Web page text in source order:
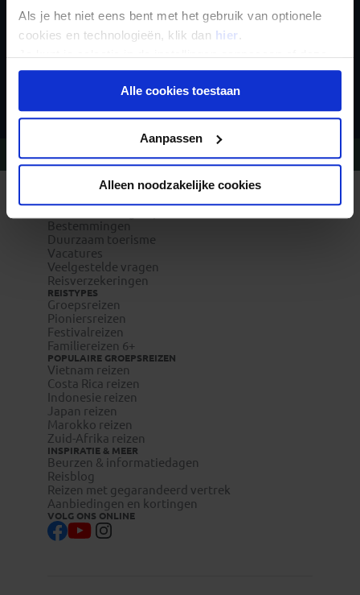
Als je het niet eens bent met het gebruik van optionele
cookies en technologieën, klik dan hier .
Je kunt je selectie in de instellingen aanpassen of deze
onder aan de pagina op elk gewenst moment voor de
toekomst wijzigen.Alle cookies toestaan
Aanpassen
Alleen noodzakelijke cookies
Vragen?Bel 020-7887700
Bestemmingen
Duurzaam toerisme
Vacatures
Veelgestelde vragen
Reisverzekeringen
REISTYPES
Groepsreizen
Pioniersreizen
Festivalreizen
Familiereizen 6+
POPULAIRE GROEPSREIZEN
Vietnam reizen
Costa Rica reizen
Indonesie reizen
Japan reizen
Marokko reizen
Zuid-Afrika reizen
INSPIRATIE & MEER
Beurzen & informatiedagen
Reisblog
Reizen met gegarandeerd vertrek
Aanbiedingen en kortingen
VOLG ONS ONLINE